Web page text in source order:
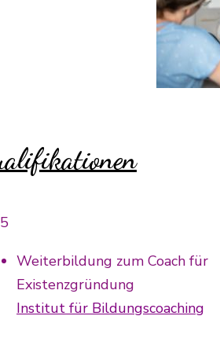
Weiterbildung zum Coach für
Existenzgründung
Institut für Bildungscoaching